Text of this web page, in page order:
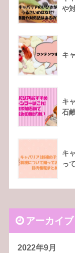
や
キ
キ
石
キ
っ
アーカイブ
2022年9月